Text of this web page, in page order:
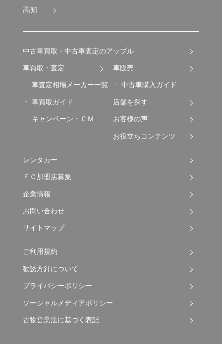
高知
中古車買取・中古車査定のアップル
車買取・査定
車査定相場メーカー一覧
車買取ガイド
キャンペーン・ＣＭ
車販売
中古車購入ガイド
店舗を探す
お客様の声
お役立ちコンテンツ
レンタカー
ＦＣ加盟店募集
企業情報
お問い合わせ
サイトマップ
ご利用規約
勧誘方針について
プライバシーポリシー
ソーシャルメディアポリシー
古物営業法に基づく表記